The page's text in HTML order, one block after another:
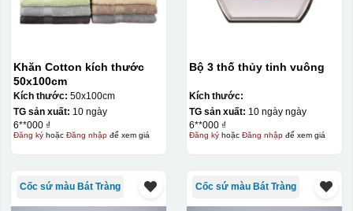
Khăn Cotton kích thước
50x100cm
Kích thước: 50x100cm
TG sản xuất: 10 ngày
6**000 ₫
Đăng kýhoặc Đăng nhậpđể xem giá
Bộ 3 thố thủy tinh vuông
Kích thước:
TG sản xuất: 10 ngày ngày
6**000 ₫
Đăng kýhoặc Đăng nhậpđể xem giá
Cốc sứ màu Bát Tràng Cốc sứ màu Bát Tràng